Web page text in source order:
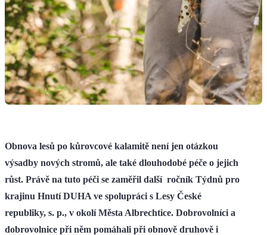
Obnova lesů po kůrovcové kalamitě není jen otázkou
výsadby nových stromů, ale také dlouhodobé péče o jejich
růst. Právě na tuto péči se zaměřil další ročník Týdnů pro
krajinu Hnutí DUHA ve spolupráci s Lesy České
republiky, s. p., v okolí Města Albrechtice. Dobrovolníci a
dobrovolnice při něm pomáhali při obnově druhově i